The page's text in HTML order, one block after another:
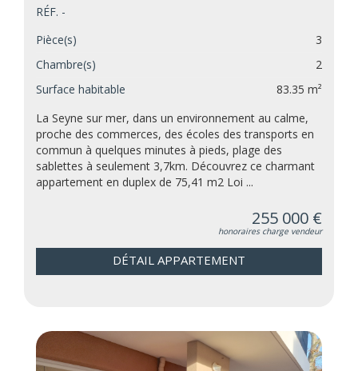
RÉF. -
Pièce(s)
3
Chambre(s)
2
Surface habitable
83.35 m²
La Seyne sur mer, dans un environnement au calme,
proche des commerces, des écoles des transports en
commun à quelques minutes à pieds, plage des
sablettes à seulement 3,7km. Découvrez ce charmant
appartement en duplex de 75,41 m2 Loi ...
255 000 €
honoraires charge vendeur
DÉTAIL APPARTEMENT